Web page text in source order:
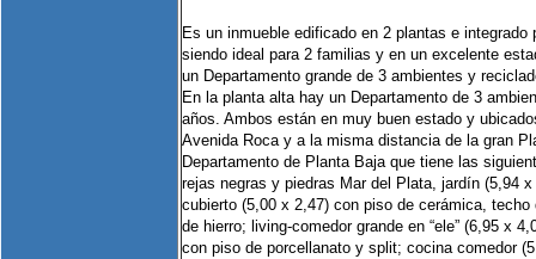
Es un inmueble edificado en 2 plantas e integrado
siendo ideal para 2 familias y en un excelente
un Departamento grande de 3 ambientes y
En la planta alta hay un Departamento de 3
años. Ambos están en muy buen estado y
Avenida Roca y a la misma distancia de la gran
Departamento de Planta Baja que tiene las
rejas negras y piedras Mar del Plata, jardín (5,94
cubierto (5,00 x 2,47) con piso de cerámica,
de hierro; living-comedor grande en “ele” (6,95 x
con piso de porcellanato y split; cocina comedor